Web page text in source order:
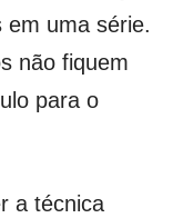
em uma série.
não fiquem
para o
a técnica